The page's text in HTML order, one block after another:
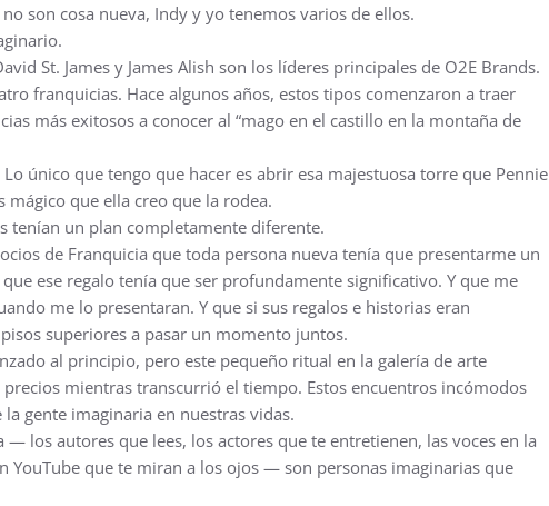
son cosa nueva, Indy y yo tenemos varios de ellos.
St. James y James Alish son los líderes principales de O2E Brands.
franquicias. Hace algunos años, estos tipos comenzaron a traer
más exitosos a conocer al “mago en el castillo en la montaña de
único que tengo que hacer es abrir esa majestuosa torre que Pennie
que ella creo que la rodea.
tenían un plan completamente diferente.
de Franquicia que toda persona nueva tenía que presentarme un
ese regalo tenía que ser profundamente significativo. Y que me
me lo presentaran. Y que si sus regalos e historias eran
superiores a pasar un momento juntos.
al principio, pero este pequeño ritual en la galería de arte
mientras transcurrió el tiempo. Estos encuentros incómodos
gente imaginaria en nuestras vidas.
— los autores que lees, los actores que te entretienen, las voces en la
YouTube que te miran a los ojos — son personas imaginarias que